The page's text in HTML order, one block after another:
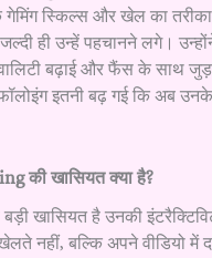
स्किल्स और खेल का तरीका
ही उन्हें पहचानने लगे।
बढ़ाई और फैंस के साथ
इतनी बढ़ गई कि अब उनके
की खासियत क्या है?
खासियत है उनकी
नहीं, बल्कि अपने वीडियो में